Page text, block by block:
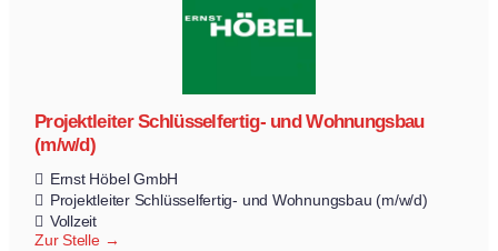
Projektleiter Schlüsselfertig- und Wohnungsbau
(m/w/d)
Ernst Höbel GmbH
Projektleiter Schlüsselfertig- und Wohnungsbau (m/w/d)
Vollzeit
Zur Stelle